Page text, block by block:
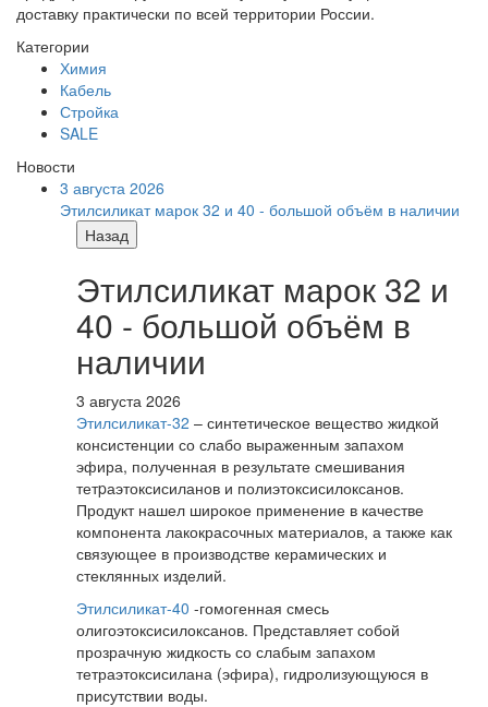
доставку практически по всей территории России.
Категории
Химия
Кабель
Стройка
SALE
Новости
3 августа 2026
Этилсиликат марок 32 и 40 - большой объём в наличии
Назад
Этилсиликат марок 32 и
40 - большой объём в
наличии
3 августа 2026
Этилсиликат-32 – синтетическое вещество жидкой
консистенции со слабо выраженным запахом
эфира, полученная в результате смешивания
тетpаэтоксисиланов и полиэтоксисилоксанов.
Продукт нашел широкое применение в качестве
компонента лакокрасочных материалов, а также как
связующее в производстве керамических и
стеклянных изделий.
Этилсиликат-40 -гомогенная смесь
олигоэтоксисилоксанов. Представляет собой
прозрачную жидкость со слабым запахом
тетраэтоксисилана (эфира), гидролизующуюся в
присутствии воды.